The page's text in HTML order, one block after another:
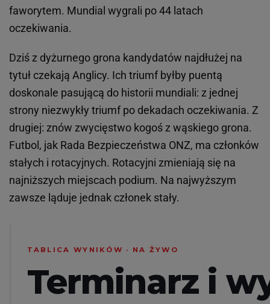
faworytem. Mundial wygrali po 44 latach
oczekiwania.
Dziś z dyżurnego grona kandydatów najdłużej na
tytuł czekają Anglicy. Ich triumf byłby puentą
doskonale pasującą do historii mundiali: z jednej
strony niezwykły triumf po dekadach oczekiwania. Z
drugiej: znów zwycięstwo kogoś z wąskiego grona.
Futbol, jak Rada Bezpieczeństwa ONZ, ma członków
stałych i rotacyjnych. Rotacyjni zmieniają się na
najniższych miejscach podium. Na najwyższym
zawsze ląduje jednak członek stały.